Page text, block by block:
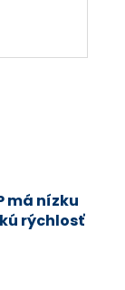
má nízku
rýchlosť